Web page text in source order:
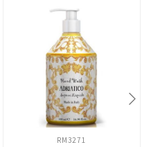
RM3271